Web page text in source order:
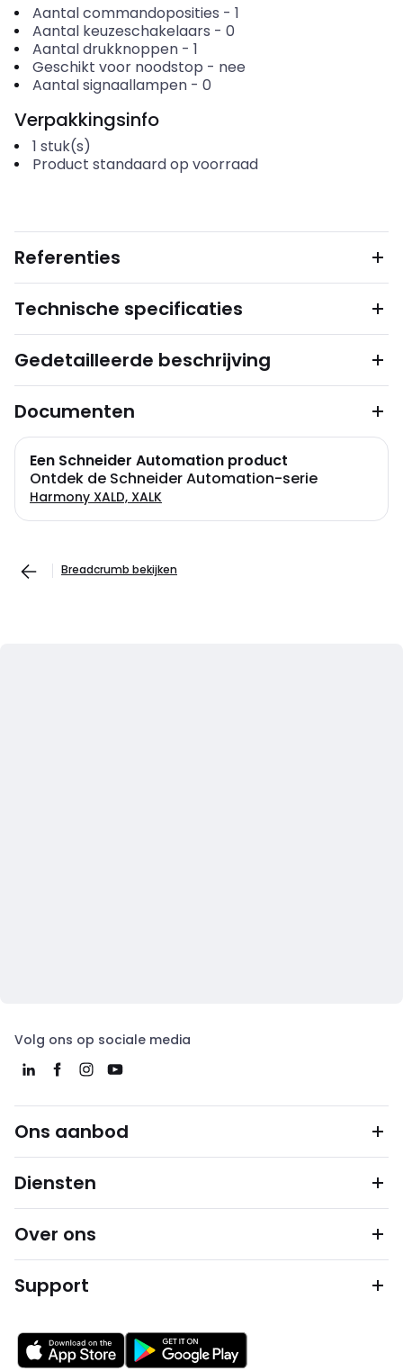
Aantal commandoposities - 1
Aantal keuzeschakelaars - 0
Aantal drukknoppen- 1
Geschikt voor noodstop - nee
Aantal signaallampen- 0
Verpakkingsinfo
1 stuk(s)
Product standaard op voorraad
Referenties
Technische specificaties
Gedetailleerde beschrijving
Documenten
Een Schneider Automation product
Ontdek de Schneider Automation-serie
Harmony XALD, XALK
Breadcrumb bekijken
Volg ons op sociale media
Ons aanbod
Diensten
Over ons
Support